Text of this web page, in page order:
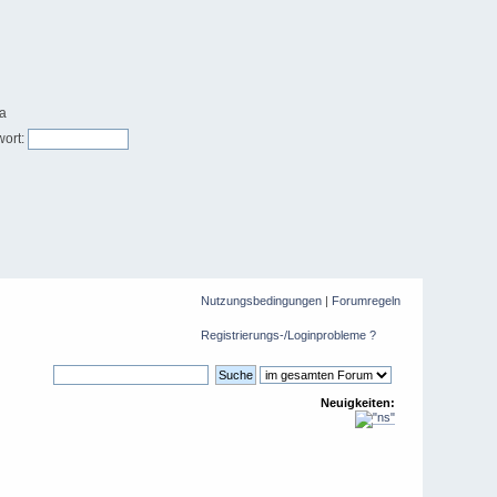
Nutzungsbedingungen| Forumregeln
Registrierungs-/Loginprobleme ?
Neuigkeiten: